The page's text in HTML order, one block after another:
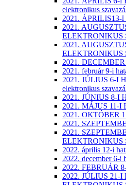
elektronikus
2021.
2021.
ELEKTRONIKUS
2021.
ELEKTRONIKUS
2021.
2021. február 9-i
2021. JÚLIUS 6-I
elektronikus
2021. JÚNIUS 8-I
2021. MÁJUS 11-
2021. OKTÓBER
2021.
2021.
ELEKTRONIKUS
2022. április 12-i
2022. december 6-i
2022. FEBRUÁR
2022. JÚLIUS 21-